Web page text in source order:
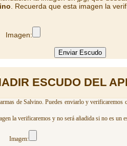
. Recuerda que esta imagen la
Imagen:
ESCUDO DEL
de Salvino. Puedes enviarlo y
la verificaremos y no será añadida si no es un
Imagen: